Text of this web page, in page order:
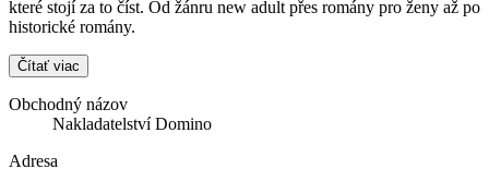
které stojí za to číst. Od žánru new adult přes romány pro ženy až po
historické romány.
Čítať viac
Obchodný názov
Nakladatelství Domino
Adresa